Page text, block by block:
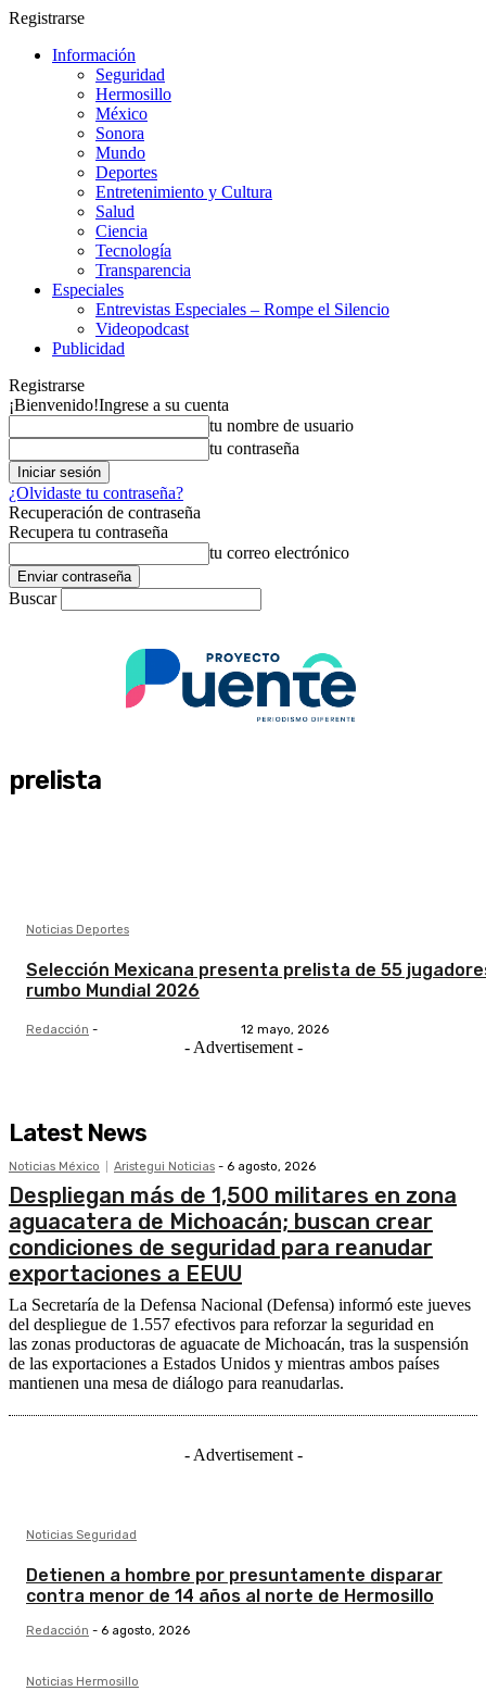
Registrarse
Información
Seguridad
Hermosillo
México
Sonora
Mundo
Deportes
Entretenimiento y Cultura
Salud
Ciencia
Tecnología
Transparencia
Especiales
Entrevistas Especiales – Rompe el Silencio
Videopodcast
Publicidad
Registrarse
¡Bienvenido!Ingrese a su cuenta
tu nombre de usuario
tu contraseña
¿Olvidaste tu contraseña?
Recuperación de contraseña
Recupera tu contraseña
tu correo electrónico
Buscar
prelista
Noticias Deportes
Selección Mexicana presenta prelista de 55
rumbo Mundial 2026
Redacción - 12 mayo, 2026
- Advertisement -
Latest News
Noticias México Aristegui Noticias - 6 agosto, 2026
Despliegan más de 1,500 militares en zona
aguacatera de Michoacán; buscan crear
condiciones de seguridad para reanudar
exportaciones a EEUU
La Secretaría de la Defensa Nacional (Defensa) informó este jueves
del despliegue de 1.557 efectivos para reforzar la seguridad en
las zonas productoras de aguacate de Michoacán, tras la suspensión
de las exportaciones a Estados Unidos y mientras ambos países
mantienen una mesa de diálogo para reanudarlas.
- Advertisement -
Noticias Seguridad
Detienen a hombre por presuntamente disparar
contra menor de 14 años al norte de Hermosillo
Redacción - 6 agosto, 2026
Noticias Hermosillo